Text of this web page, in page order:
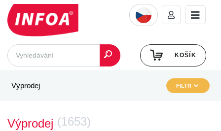
KOŠÍK
Výprodej FILTR
Výprodej (1653)